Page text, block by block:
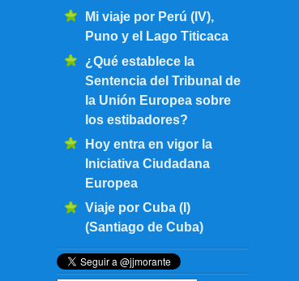
Mi viaje por Perú (IV),
Puno y el Lago Titicaca
¿Qué establece la
Sentencia del Tribunal de
la Unión Europea sobre
los estibadores?
Hoy entra en vigor la
Iniciativa Ciudadana
Europea
Viaje por Cuba (I)
(Santiago de Cuba)